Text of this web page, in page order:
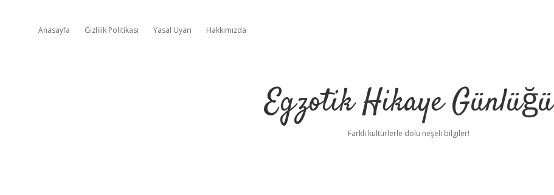
Anasayfa Gizlilik Politikası Yasal Uyarı Hakkımızda
Egzotik Hikaye Günlüğü
Farklı kültürlerle dolu neşeli bilgiler!